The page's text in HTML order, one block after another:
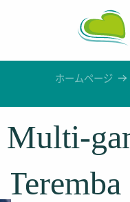
ホームページ
Multi-
Teremba